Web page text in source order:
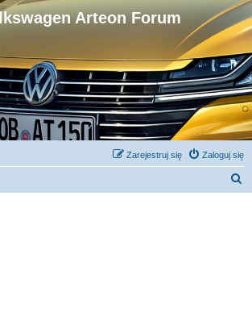
Arteon Forum
Zaloguj się
Zarejestruj się